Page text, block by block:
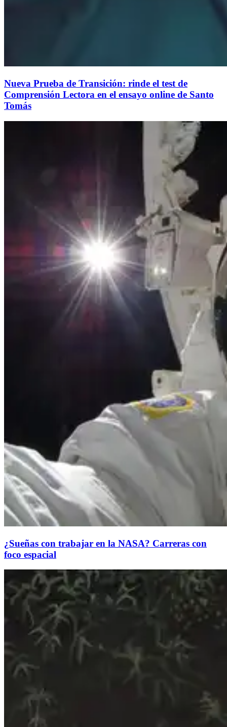
Nueva Prueba de Transición: rinde el test de
Comprensión Lectora en el ensayo online de Santo
Tomás
¿Sueñas con trabajar en la NASA? Carreras con
foco espacial